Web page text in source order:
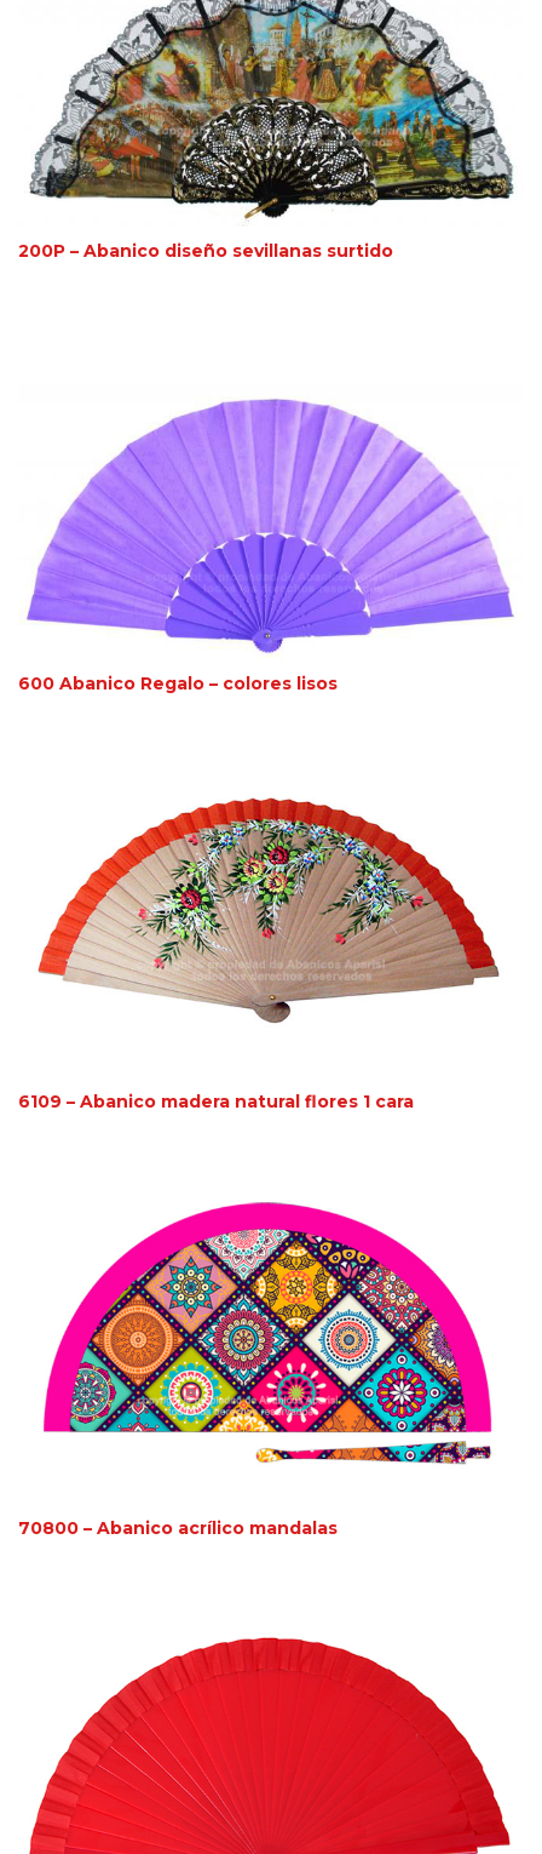
200P – Abanico diseño sevillanas surtido
600 Abanico Regalo – colores lisos
6109 – Abanico madera natural flores 1 cara
70800 – Abanico acrílico mandalas